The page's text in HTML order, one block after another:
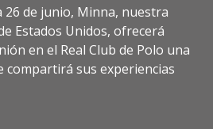
26 de junio, Minna, nuestra
Estados Unidos, ofrecerá
en el Real Club de Polo una
compartirá sus experiencias